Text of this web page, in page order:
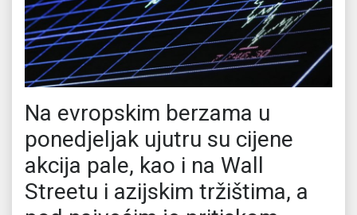
Na evropskim berzama u
ponedjeljak ujutru su cijene
akcija pale, kao i na Wall
Streetu i azijskim tržištima, a